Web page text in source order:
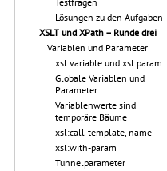
Lösungen zu den Aufgaben
XSLT und XPath – Runde drei
Variablen und Parameter
xsl:variable und xsl:param
Globale Variablen und
Parameter
Variablenwerte sind
temporäre Bäume
xsl:call-template, name
xsl:with-param
Tunnelparameter